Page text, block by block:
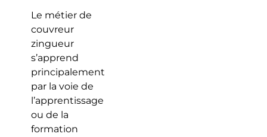
Le métier de
couvreur
zingueur
s’apprend
principalement
par la voie de
l’apprentissage
ou de la
formation